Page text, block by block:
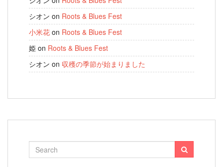
シオン on Roots & Blues Fest
小米花 on Roots & Blues Fest
姫 on Roots & Blues Fest
シオン on 収穫の季節が始まりました